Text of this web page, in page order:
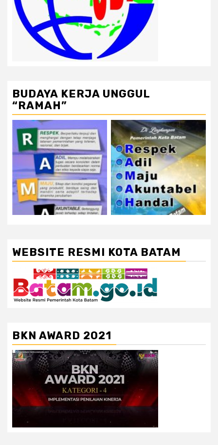
BUDAYA KERJA UNGGUL
“RAMAH”
WEBSITE RESMI KOTA BATAM
BKN AWARD 2021